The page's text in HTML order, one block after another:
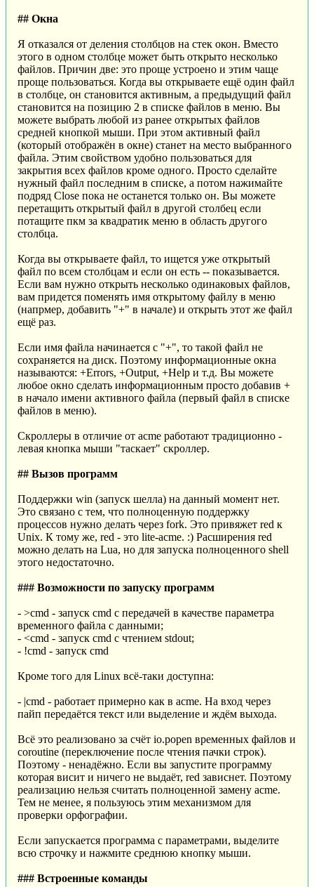
## Окна
Я отказался от деления столбцов на стек окон. Вместо
этого в одном столбце может быть открыто несколько
файлов. Причин две: это проще устроено и этим чаще
проще пользоваться. Когда вы открываете ещё один файл
в столбце, он становится активным, а предыдущий файл
становится на позицию 2 в списке файлов в меню. Вы
можете выбрать любой из ранее открытых файлов
средней кнопкой мыши. При этом активный файл
(который отображён в окне) станет на место выбранного
файла. Этим свойством удобно пользоваться для
закрытия всех файлов кроме одного. Просто сделайте
нужный файл последним в списке, а потом нажимайте
подряд Close пока не останется только он. Вы можете
перетащить открытый файл в другой столбец если
потащите пкм за квадратик меню в область другого
столбца.
Когда вы открываете файл, то ищется уже открытый
файл по всем столбцам и если он есть -- показывается.
Если вам нужно открыть несколько одинаковых файлов,
вам придется поменять имя открытому файлу в меню
(напрмер, добавить "+" в начале) и открыть этот же файл
ещё раз.
Если имя файла начинается с "+", то такой файл не
сохраняется на диск. Поэтому информационные окна
называются: +Errors, +Output, +Help и т.д. Вы можете
любое окно сделать информационным просто добавив +
в начало имени активного файла (первый файл в списке
файлов в меню).
Скроллеры в отличие от acme работают традиционно -
левая кнопка мыши "таскает" скроллер.
## Вызов программ
Поддержки win (запуск шелла) на данный момент нет.
Это связано с тем, что полноценную поддержку
процессов нужно делать через fork. Это привяжет red к
Unix. К тому же, red - это lite-acme. :) Расширения red
можно делать на Lua, но для запуска полноценного shell
этого недостаточно.
### Возможности по запуску программ
- >cmd - запуск cmd с передачей в качестве параметра
временного файла с данными;
- <cmd - запуск cmd с чтением stdout;
- !cmd - запуск cmd
Кроме того для Linux всё-таки доступна:
- |cmd - работает примерно как в acme. На вход через
пайп передаётся текст или выделение и ждём выхода.
Всё это реализовано за счёт io.popen временных файлов и
coroutine (переключение после чтения пачки строк).
Поэтому - ненадёжно. Если вы запустите программу
которая висит и ничего не выдаёт, red зависнет. Поэтому
реализацию нельзя считать полноценной замену acme.
Тем не менее, я пользуюсь этим механизмом для
проверки орфографии.
Если запускается программа с параметрами, выделите
всю строчку и нажмите среднюю кнопку мыши.
### Встроенные команды